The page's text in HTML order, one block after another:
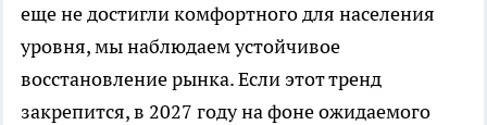
еще не достигли комфортного для населения
уровня, мы наблюдаем устойчивое
восстановление рынка. Если этот тренд
закрепится, в 2027 году на фоне ожидаемого